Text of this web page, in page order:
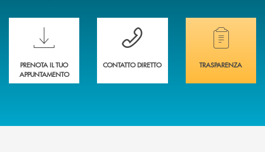
Scopri le funzionalità della nuova PRENOTA BANCA
PRENOTA IL TUO
APPUNTAMENTO
Hai bisogno di assistenza immediata?
CONTATTO DIRETTO
Hai bisogno di
TRASPARENZA